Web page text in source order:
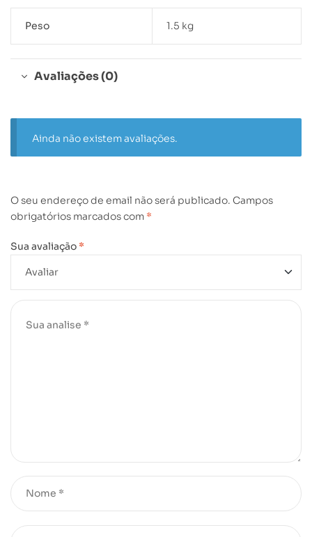
Peso 1.5 kg
Avaliações (0)
Ainda não existem avaliações.
O seu endereço de email não será publicado. Campos
obrigatórios marcados com *
Sua avaliação *